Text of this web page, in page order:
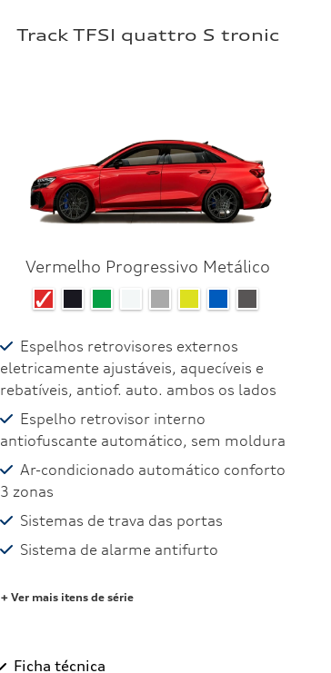
Track TFSI quattro S tronic
Vermelho Progressivo Metálico
Espelhos retrovisores externos
eletricamente ajustáveis, aquecíveis e
rebatíveis, antiof. auto. ambos os lados
Espelho retrovisor interno
antiofuscante automático, sem moldura
Ar-condicionado automático conforto
3 zonas
Sistemas de trava das portas
Sistema de alarme antifurto
+ Ver mais itens de série
Ficha técnica